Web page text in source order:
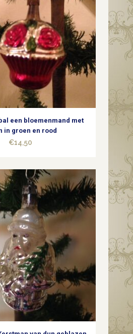
een bloemenmand met
in groen en rood
€14,50